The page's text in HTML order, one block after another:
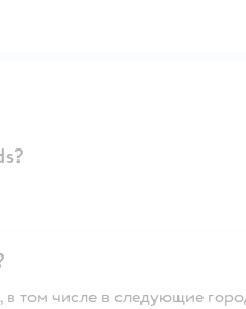
том числе в следующие